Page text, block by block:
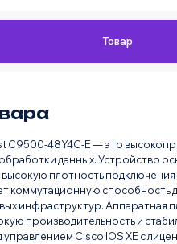
Товар
C9500-48Y4C-E — это
данных. Устройство
плотность
коммутационную способность
инфраструктур. Аппаратная
производительность и
Cisco IOS XE с